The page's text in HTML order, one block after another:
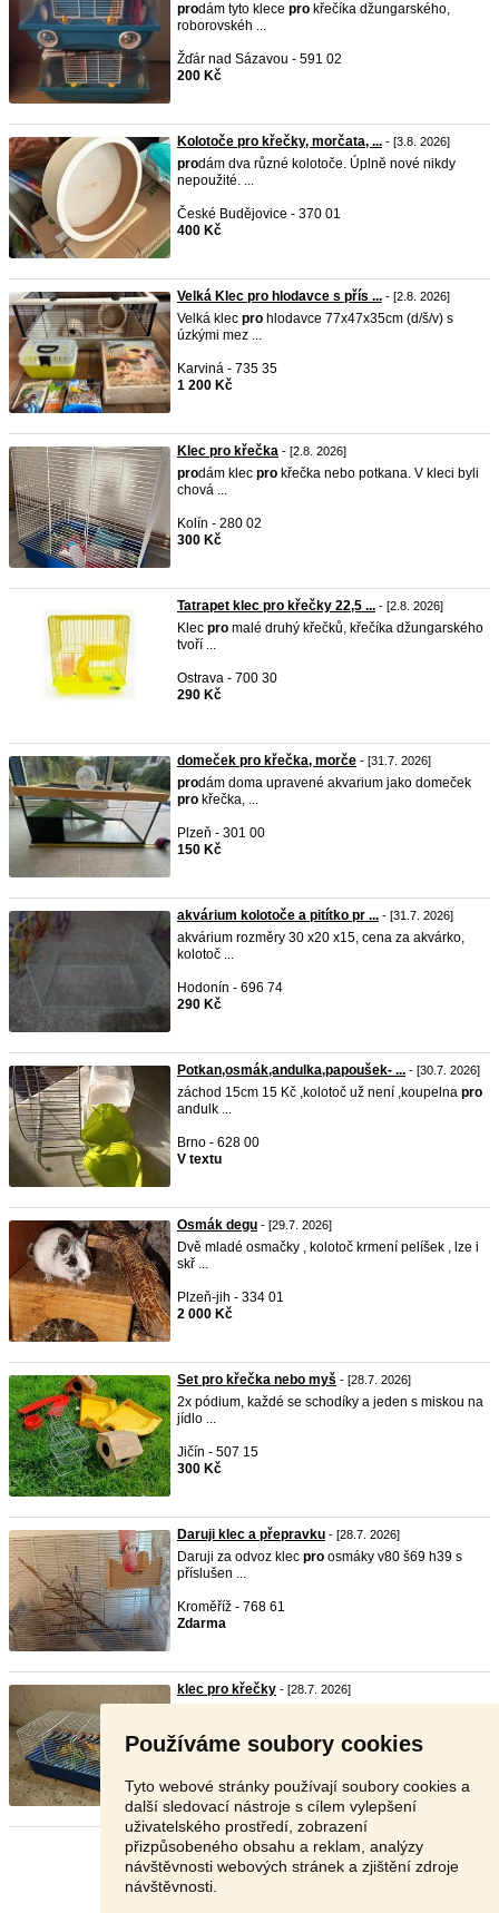
Používáme soubory cookies
Tyto webové stránky používají soubory cookies a
další sledovací nástroje s cílem vylepšení
uživatelského prostředí, zobrazení
přizpůsobeného obsahu a reklam, analýzy
návštěvnosti webových stránek a zjištění zdroje
návštěvnosti.
prodám tyto klece pro křečíka džungarského,
roborovskéh ...
Žďár nad Sázavou - 591 02
200 Kč
Kolotoče pro křečky, morčata, ... - [3.8. 2026]
prodám dva různé kolotoče. Úplně nové nikdy
nepoužité. ...
České Budějovice - 370 01
400 Kč
Velká Klec pro hlodavce s přís ... - [2.8. 2026]
Velká klec pro hlodavce 77x47x35cm (d/š/v) s
úzkými mez ...
Karviná - 735 35
1 200 Kč
Klec pro křečka - [2.8. 2026]
prodám klec pro křečka nebo potkana. V kleci byli
chová ...
Kolín - 280 02
300 Kč
Tatrapet klec pro křečky 22,5 ... - [2.8. 2026]
Klec pro malé druhý křečků, křečíka džungarského
tvoří ...
Ostrava - 700 30
290 Kč
domeček pro křečka, morče - [31.7. 2026]
prodám doma upravené akvarium jako domeček
pro křečka, ...
Plzeň - 301 00
150 Kč
akvárium kolotoče a pitítko pr ... - [31.7. 2026]
akvárium rozměry 30 x20 x15, cena za akvárko,
kolotoč ...
Hodonín - 696 74
290 Kč
Potkan,osmák,andulka,papoušek- ... - [30.7. 2026]
záchod 15cm 15 Kč ,kolotoč už není ,koupelna pro
andulk ...
Brno - 628 00
V textu
Osmák degu - [29.7. 2026]
Dvě mladé osmačky , kolotoč krmení pelíšek , lze i
skř ...
Plzeň-jih - 334 01
2 000 Kč
Set pro křečka nebo myš - [28.7. 2026]
2x pódium, každé se schodíky a jeden s miskou na
jídlo ...
Jičín - 507 15
300 Kč
Daruji klec a přepravku - [28.7. 2026]
Daruji za odvoz klec pro osmáky v80 š69 h39 s
příslušen ...
Kroměříž - 768 61
Zdarma
klec pro křečky - [28.7. 2026]
350 Kč
Stránka: 1 2 3 Další